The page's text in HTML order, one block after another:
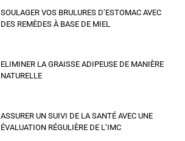
SOULAGER VOS BRULURES D’ESTOMAC AVEC
DES REMÈDES À BASE DE MIEL
ELIMINER LA GRAISSE ADIPEUSE DE MANIÈRE
NATURELLE
ASSURER UN SUIVI DE LA SANTÉ AVEC UNE
ÉVALUATION RÉGULIÈRE DE L’IMC